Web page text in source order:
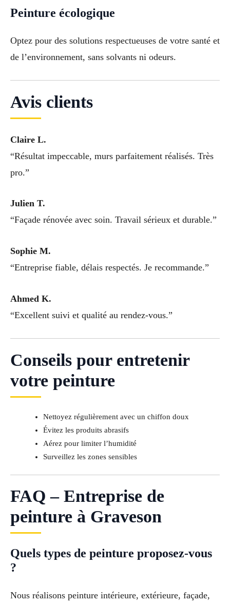
Peinture écologique
Optez pour des solutions respectueuses de votre santé et
de l’environnement, sans solvants ni odeurs.
Avis clients
Claire L.
“Résultat impeccable, murs parfaitement réalisés. Très
pro.”
Julien T.
“Façade rénovée avec soin. Travail sérieux et durable.”
Sophie M.
“Entreprise fiable, délais respectés. Je recommande.”
Ahmed K.
“Excellent suivi et qualité au rendez-vous.”
Conseils pour entretenir
votre peinture
Nettoyez régulièrement avec un chiffon doux
Évitez les produits abrasifs
Aérez pour limiter l’humidité
Surveillez les zones sensibles
FAQ – Entreprise de
peinture à Graveson
Quels types de peinture proposez-vous
?
Nous réalisons peinture intérieure, extérieure, façade,